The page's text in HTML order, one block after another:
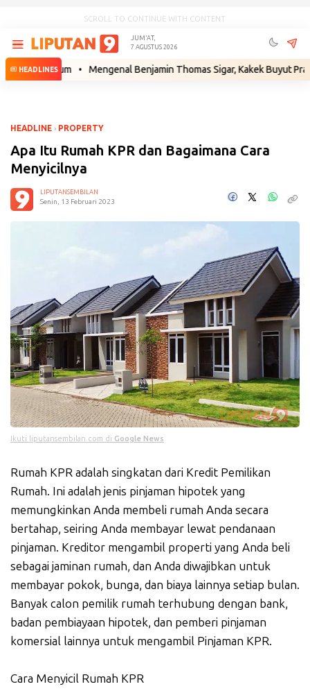
SCROLL TO CONTINUE WITH CONTENT
JUM'AT,
7 AGUSTUS 2026
HEADLINES
• Mengenal Benjamin Thomas Sigar, Kakek Buyut Prabowo
HEADLINE › PROPERTY
Apa Itu Rumah KPR dan Bagaimana Cara
Menyicilnya
LIPUTANSEMBILAN
Senin, 13 Februari 2023
Ikuti liputansembilan.com di Google News
Rumah KPR adalah singkatan dari Kredit Pemilikan
Rumah. Ini adalah jenis pinjaman hipotek yang
memungkinkan Anda membeli rumah Anda secara
bertahap, seiring Anda membayar lewat pendanaan
pinjaman. Kreditor mengambil properti yang Anda beli
sebagai jaminan rumah, dan Anda diwajibkan untuk
membayar pokok, bunga, dan biaya lainnya setiap bulan.
Banyak calon pemilik rumah terhubung dengan bank,
badan pembiayaan hipotek, dan pemberi pinjaman
komersial lainnya untuk mengambil Pinjaman KPR.
Cara Menyicil Rumah KPR